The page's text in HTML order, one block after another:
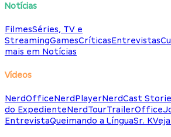
Notícias
FilmesSéries, TV e
StreamingGamesCríticasEntrevistas
mais em Notícias
Vídeos
NerdOfficeNerdPlayerNerdCast
do ExpedienteNerdTourTrailerOffice
EntrevistaQueimando a LínguaSr. K